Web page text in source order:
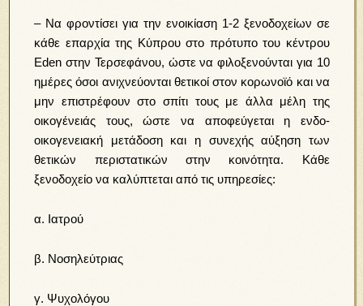
– Να φροντίσει για την ενοικίαση 1-2 ξενοδοχείων σε
κάθε επαρχία της Κύπρου στο πρότυπο του κέντρου
Eden στην Τερσεφάνου, ώστε να φιλοξενούνται για 10
ημέρες όσοι ανιχνεύονται θετικοί στον κορωνοϊό και να
μην επιστρέφουν στο σπίτι τους με άλλα μέλη της
οικογένειάς τους, ώστε να αποφεύγεται η ενδο-
οικογενειακή μετάδοση και η συνεχής αύξηση των
θετικών περιστατικών στην κοινότητα. Κάθε
ξενοδοχείο να καλύπτεται από τις υπηρεσίες:
α. Ιατρού
β. Νοσηλεύτριας
γ. Ψυχολόγου